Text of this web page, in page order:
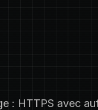
: HTTPS avec